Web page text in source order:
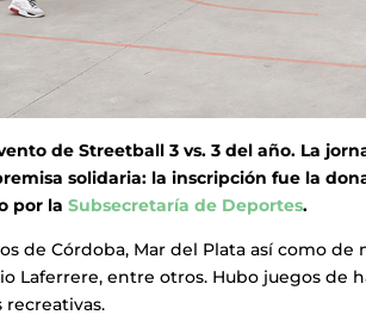
de Streetball 3 vs. 3 del año. La
solidaria: la inscripción fue la
por laSubsecretaría de Deportes.
de Córdoba, Mar del Plata así como
Laferrere, entre otros. Hubo juegos
recreativas.